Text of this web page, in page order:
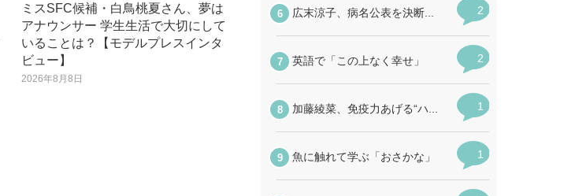
ミスSFC候補・白鳥桃夏さん、夢は
アナウンサー 学生生活で大切にして
いることは？【モデルプレスインタ
ビュー】
2026年8月8日